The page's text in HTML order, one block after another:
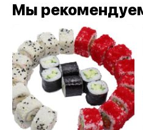
Мы